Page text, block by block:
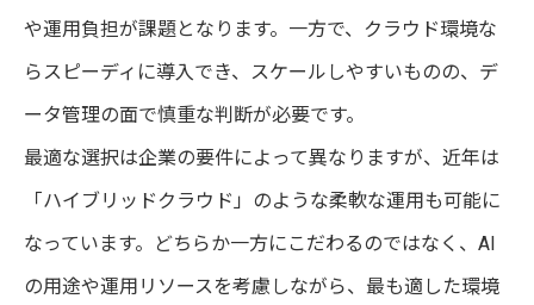
や運用負担が課題となります。一方で、クラウド環境な
らスピーディに導入でき、スケールしやすいものの、デ
ータ管理の面で慎重な判断が必要です。
最適な選択は企業の要件によって異なりますが、近年は
「ハイブリッドクラウド」のような柔軟な運用も可能に
なっています。どちらか一方にこだわるのではなく、AI
の用途や運用リソースを考慮しながら、最も適した環境